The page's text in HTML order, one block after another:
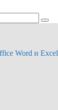
Word и Excel